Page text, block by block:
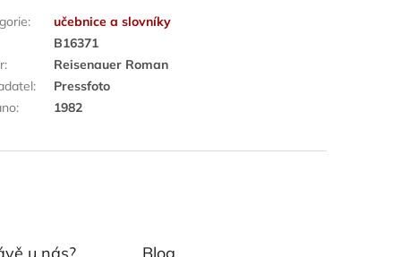
:
učebnice a slovníky
B16371
:
Reisenauer Roman
:
Pressfoto
: 1982
u nás? Blog